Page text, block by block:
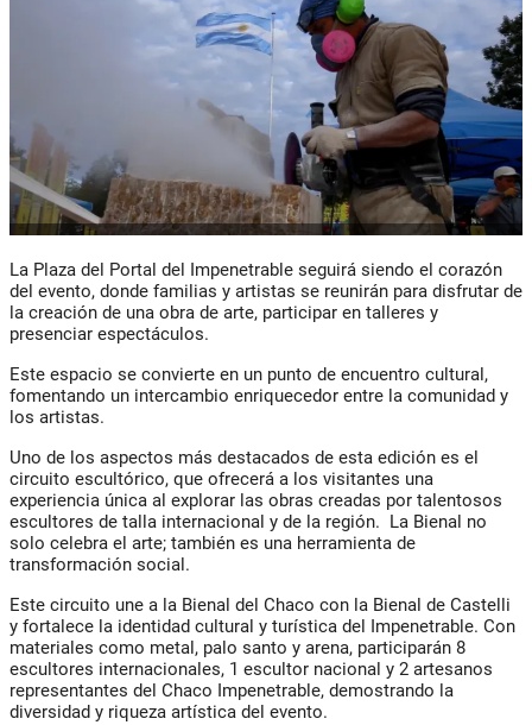
La Plaza del Portal del Impenetrable seguirá siendo el corazón
del evento, donde familias y artistas se reunirán para disfrutar de
la creación de una obra de arte, participar en talleres y
presenciar espectáculos.
Este espacio se convierte en un punto de encuentro cultural,
fomentando un intercambio enriquecedor entre la comunidad y
los artistas.
Uno de los aspectos más destacados de esta edición es el
circuito escultórico, que ofrecerá a los visitantes una
experiencia única al explorar las obras creadas por talentosos
escultores de talla internacional y de la región. La Bienal no
solo celebra el arte; también es una herramienta de
transformación social.
Este circuito une a la Bienal del Chaco con la Bienal de Castelli
y fortalece la identidad cultural y turística del Impenetrable. Con
materiales como metal, palo santo y arena, participarán 8
escultores internacionales, 1 escultor nacional y 2 artesanos
representantes del Chaco Impenetrable, demostrando la
diversidad y riqueza artística del evento.